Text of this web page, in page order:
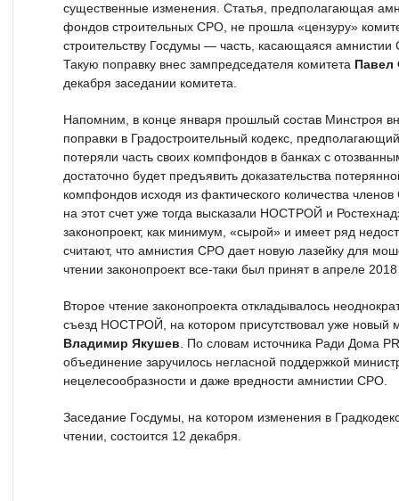
существенные изменения. Статья, предполагающая
фондов строительных СРО, не прошла «цензуру»
строительству Госдумы — часть, касающаяся
Такую поправку внес зампредседателя комитета Павел
декабря заседании комитета.
Напомним, в конце января прошлый состав Минстроя
поправки в Градостроительный кодекс,
потеряли часть своих компфондов в банках с
достаточно будет предъявить доказательства
компфондов исходя из фактического количества
на этот счет уже тогда высказали НОСТРОЙ и
законопроект, как минимум, «сырой» и имеет ряд
считают, что амнистия СРО дает новую лазейку для
чтении законопроект все-таки был принят в апреле
Второе чтение законопроекта откладывалось
съезд НОСТРОЙ, на котором присутствовал уже новый
Владимир Якушев . По словам источника Ради Дома
объединение заручилось негласной поддержкой
нецелесообразности и даже вредности амнистии СРО.
Заседание Госдумы, на котором изменения в
чтении, состоится 12 декабря.